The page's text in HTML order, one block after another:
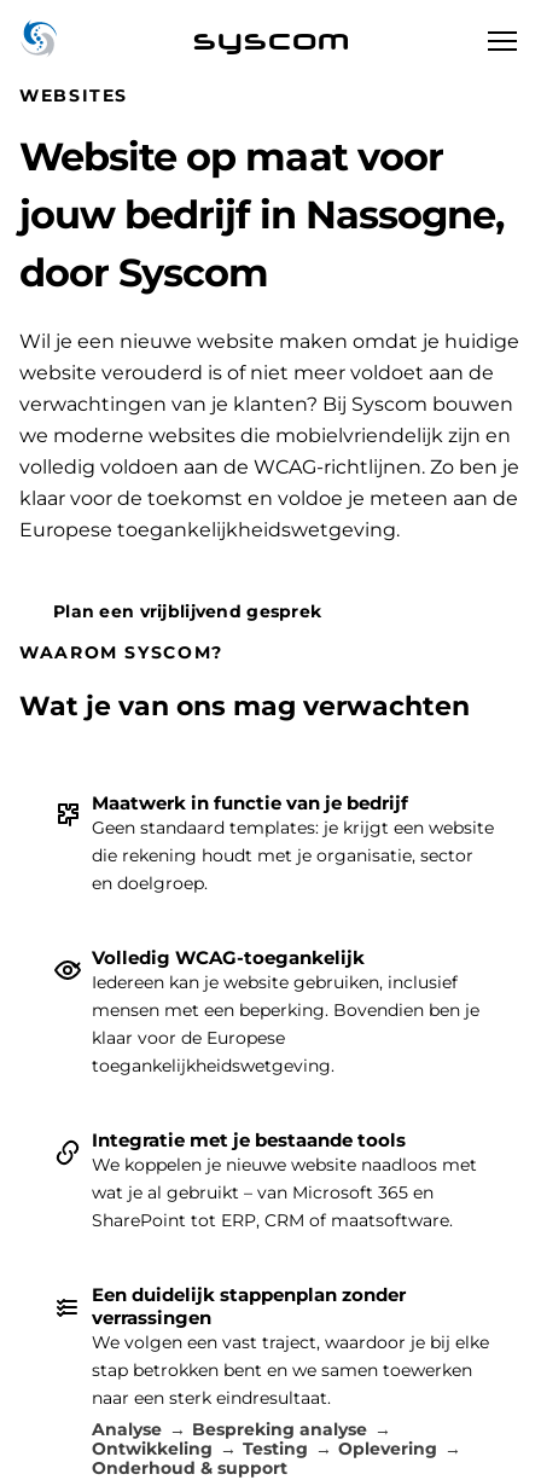
syscom
|
WEBSITES
Website op maat voor
jouw bedrijf in Nassogne,
door Syscom
Wil je een nieuwe website maken omdat je huidige
website verouderd is of niet meer voldoet aan de
verwachtingen van je klanten? Bij Syscom bouwen
we moderne websites die mobielvriendelijk zijn en
volledig voldoen aan de WCAG-richtlijnen. Zo ben je
klaar voor de toekomst en voldoe je meteen aan de
Europese toegankelijkheidswetgeving.
Plan een vrijblijvend gesprek
WAAROM SYSCOM?
Wat je van ons mag verwachten
Maatwerk in functie van je bedrijf
Geen standaard templates: je krijgt een website
die rekening houdt met je organisatie, sector
en doelgroep.
Volledig WCAG-toegankelijk
Iedereen kan je website gebruiken, inclusief
mensen met een beperking. Bovendien ben je
klaar voor de Europese
toegankelijkheidswetgeving.
Integratie met je bestaande tools
We koppelen je nieuwe website naadloos met
wat je al gebruikt – van Microsoft 365 en
SharePoint tot ERP, CRM of maatsoftware.
Een duidelijk stappenplan zonder
verrassingen
We volgen een vast traject, waardoor je bij elke
stap betrokken bent en we samen toewerken
naar een sterk eindresultaat.
Analyse
Bespreking analyse
Ontwikkeling
Testing
Oplevering
Onderhoud & support